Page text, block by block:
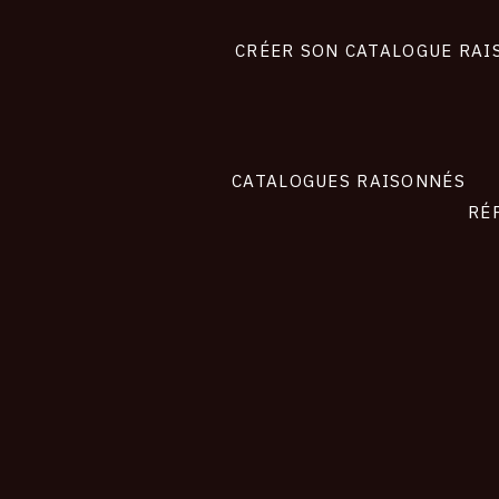
CRÉER SON CATALOGUE
CATALOGUES RAISONNÉS